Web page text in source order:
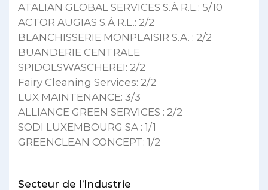
ATALIAN GLOBAL SERVICES S.À R.L.: 5/10
ACTOR AUGIAS S.À R.L.: 2/2
BLANCHISSERIE MONPLAISIR S.A. : 2/2
BUANDERIE CENTRALE
SPIDOLSWÄSCHEREI: 2/2
Fairy Cleaning Services: 2/2
LUX MAINTENANCE: 3/3
ALLIANCE GREEN SERVICES : 2/2
SODI LUXEMBOURG SA : 1/1
GREENCLEAN CONCEPT: 1/2
Secteur de l’Industrie